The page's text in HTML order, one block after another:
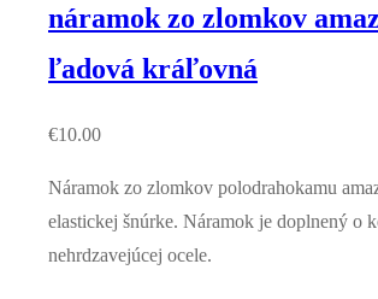
náramok zo zlomkov
ľadová kráľovná
€10.00
Náramok zo zlomkov polodrahokamu
elastickej šnúrke. Náramok je doplnený o
nehrdzavejúcej ocele.